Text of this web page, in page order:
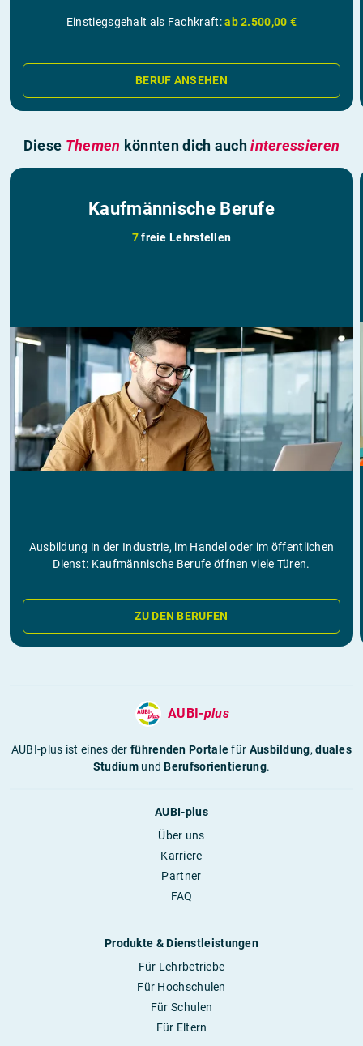
Einstiegsgehalt als Fachkraft:ab 2.500,00 €
BERUF ANSEHEN
Diese Themen könnten dich auchinteressieren
Kaufmännische Berufe
7freie Lehrstellen
Ausbildung in der Industrie, im Handel oder im öffentlichen
Dienst: Kaufmännische Berufe öffnen viele Türen.
ZU DEN BERUFEN
AUBI-plus
AUBI-plus ist eines derführenden Portalefür Ausbildung,duales
StudiumundBerufsorientierung.
AUBI-plus
Über uns
Karriere
Partner
FAQ
Produkte & Dienstleistungen
Für Lehrbetriebe
Für Hochschulen
Für Schulen
Für Eltern